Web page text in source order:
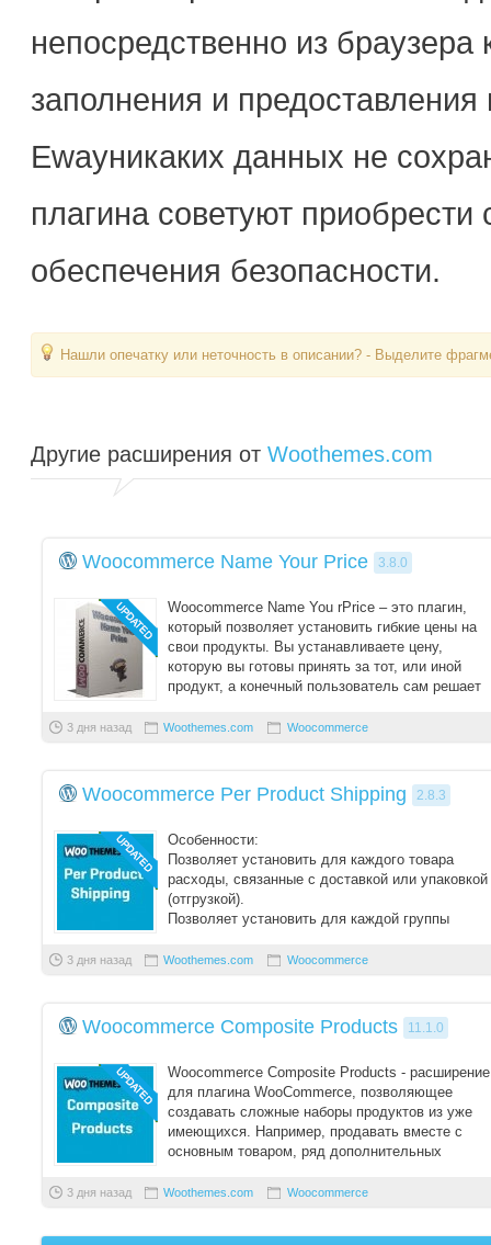
непосредственно из
заполнения и
Ewayникаких данных не
плагина советуют
обеспечения безопасности.
Нашли опечатку или неточность в описании? - Выделите
Другие расширения от Woothemes.com
Woocommerce Name Your Price 3.8.0
Woocommerce Name You rPrice – это плагин,
который позволяет установить гибкие цены на
свои продукты. Вы устанавливаете цену,
которую вы готовы принять за тот, или иной
продукт, а конечный пользователь сам решает
3 дня назад Woothemes.com Woocommerce
Woocommerce Per Product Shipping 2.8.3
Особенности:
Позволяет установить для каждого товара
расходы, связанные с доставкой или упаковкой
(отгрузкой).
Позволяет установить для каждой группы
упаковко ...
3 дня назад Woothemes.com Woocommerce
Woocommerce Composite Products 11.1.0
Woocommerce Composite Products - расширение
для плагина WooCommerce, позволяющее
создавать сложные наборы продуктов из уже
имеющихся. Например, продавать вместе с
основным товаром, ряд дополнительных
3 дня назад Woothemes.com Woocommerce